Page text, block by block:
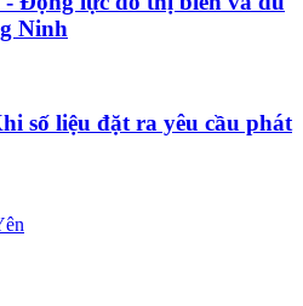
Ninh
số liệu đặt ra yêu cầu phát